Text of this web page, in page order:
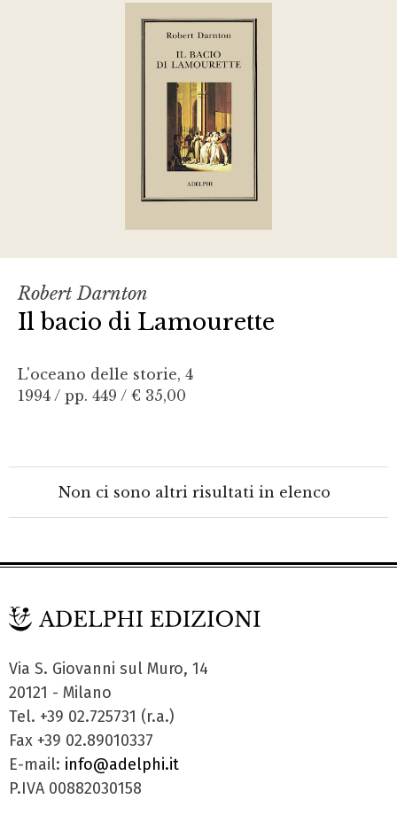
Robert Darnton
Il bacio di Lamourette
L'oceano delle storie, 4
1994 / pp. 449 / € 35,00
Non ci sono altri risultati in elenco
Via S. Giovanni sul Muro, 14
20121 - Milano
Tel. +39 02.725731 (r.a.)
Fax +39 02.89010337
E-mail: info@adelphi.it
P.IVA 00882030158